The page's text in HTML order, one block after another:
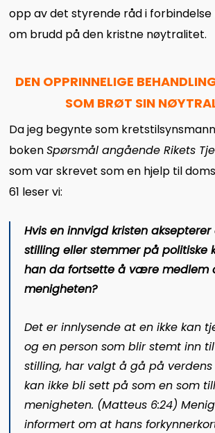
opp av det styrende råd i
om brudd på den kristne nøytralitet.
DEN OPPRINNELIGE
SOM BRØT SIN
Da jeg begynte som kretstilsynsmann
bokenSpørsmål angående Rikets
som var skrevet som en hjelp til
61 leser vi:
Hvis en innvigd kristen
stilling eller stemmer på politiske
han da fortsette å være medlem
menigheten?
Det er innlysende at en ikke kan
og en person som blir stemt inn
stilling, har valgt å gå på
kan ikke bli sett på som en som
menigheten. (Matteus 6:24)
informert om at hans